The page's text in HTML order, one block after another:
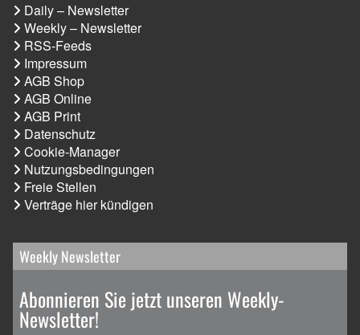
Daily – Newsletter
Weekly – Newsletter
RSS-Feeds
Impressum
AGB Shop
AGB Online
AGB Print
Datenschutz
Cookie-Manager
Nutzungsbedingungen
Freie Stellen
Verträge hier kündigen
Weekly Newsletter
Abonnieren Sie jetzt unseren Weekly-
Newsletter!